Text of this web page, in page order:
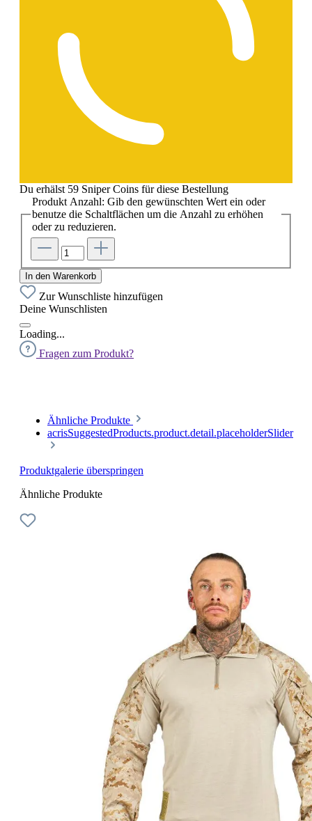
Du erhälst 59 Sniper Coins für diese Bestellung
Produkt Anzahl: Gib den gewünschten Wert ein oder
benutze die Schaltflächen um die Anzahl zu erhöhen
oder zu reduzieren.
In den Warenkorb
Zur Wunschliste hinzufügen
Deine Wunschlisten
Loading...
Fragen zum Produkt?
Ähnliche Produkte
acrisSuggestedProducts.product.detail.placeholderSlider
Produktgalerie überspringen
Ähnliche Produkte